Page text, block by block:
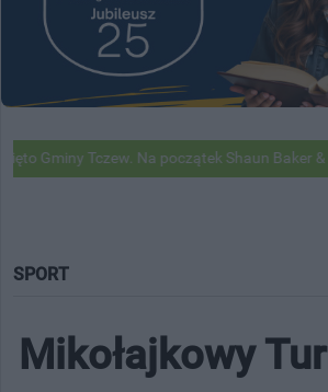
Na początek Shaun Baker & Jessica Jean
SPORT
Mikołajkowy